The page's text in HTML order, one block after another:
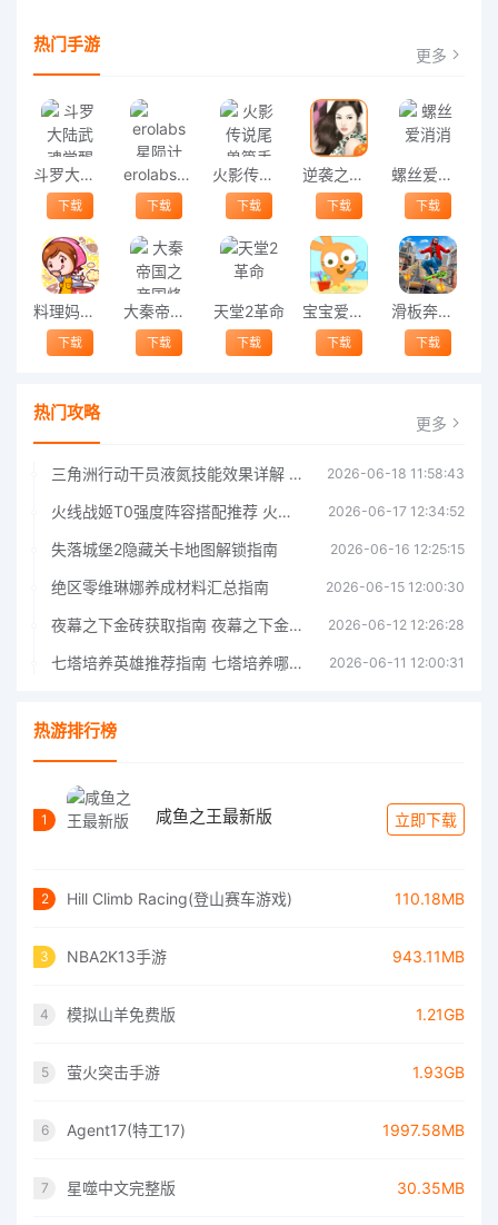
热门手游 更多
斗罗大陆武魂觉醒37手游
下载
erolabs星陨计划
下载
火影传说尾兽篇手游
下载
逆袭之星途闪耀完结版
下载
螺丝爱消消
下载
料理妈妈的厨房最新版
下载
大秦帝国之帝国烽烟
下载
天堂2革命
下载
宝宝爱沙滩手游
下载
滑板奔跑手机版
下载
热门攻略 更多
三角洲行动干员液氮技能效果详解 三角洲行动干员液氮技能介绍 2026-06-18 11:58:43
火线战姬T0强度阵容搭配推荐 火线战姬T0强度阵容哪个好 2026-06-17 12:34:52
失落城堡2隐藏关卡地图解锁指南 2026-06-16 12:25:15
绝区零维琳娜养成材料汇总指南 2026-06-15 12:00:30
夜幕之下金砖获取指南 夜幕之下金砖获取方法 2026-06-12 12:26:28
七塔培养英雄推荐指南 七塔培养哪个英雄好 2026-06-11 12:00:31
热游排行榜
1 咸鱼之王最新版 立即下载
2 Hill Climb Racing(登山赛车游戏) 110.18MB
3 NBA2K13手游 943.11MB
4 模拟山羊免费版 1.21GB
5 萤火突击手游 1.93GB
6 Agent17(特工17) 1997.58MB
7 星噬中文完整版 30.35MB